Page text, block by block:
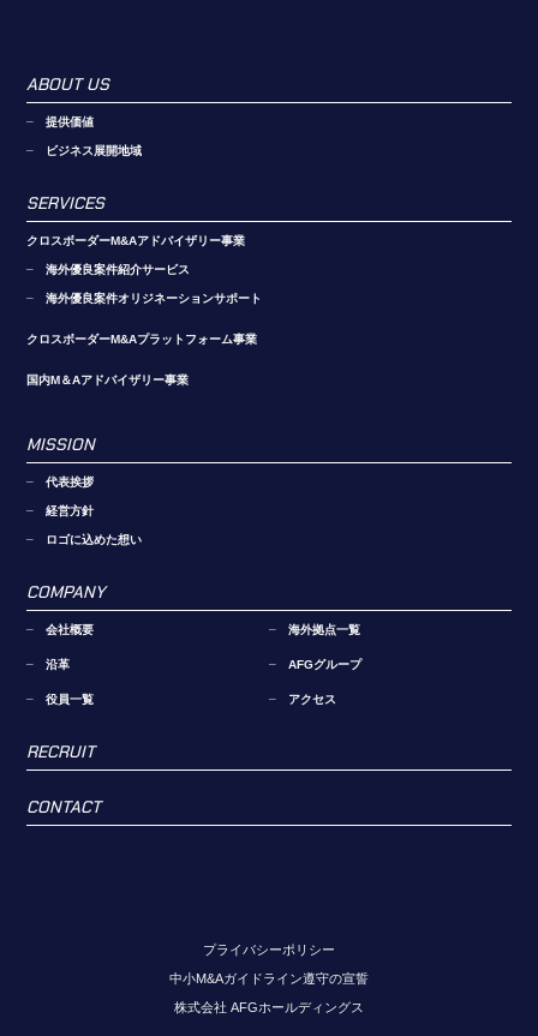
ABOUT US
提供価値
ビジネス展開地域
SERVICES
クロスボーダーM&Aアドバイザリー事業
海外優良案件紹介サービス
海外優良案件オリジネーションサポート
クロスボーダーM&Aプラットフォーム事業
国内M＆Aアドバイザリー事業
MISSION
代表挨拶
経営方針
ロゴに込めた想い
COMPANY
会社概要 海外拠点一覧
沿革 AFGグループ
役員一覧 アクセス
RECRUIT
CONTACT
プライバシーポリシー
中小M&Aガイドライン遵守の宣誓
株式会社 AFGホールディングス